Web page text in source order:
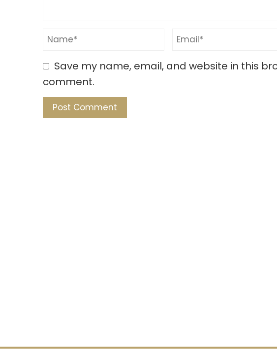
Save my name, email, and website in this
comment.